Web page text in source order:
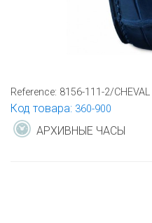
Reference: 8156-111-2/CHEVAL
Код товара: 360-900
АРХИВНЫЕ ЧАСЫ